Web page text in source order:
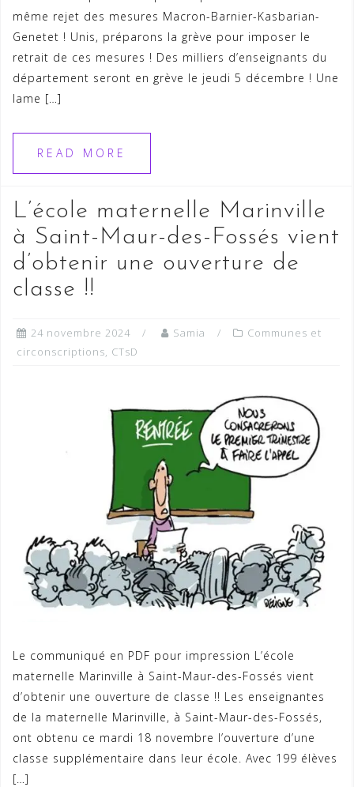
même rejet des mesures Macron-Barnier-Kasbarian-
Genetet ! Unis, préparons la grève pour imposer le
retrait de ces mesures ! Des milliers d’enseignants du
département seront en grève le jeudi 5 décembre ! Une
lame […]
READ MORE
L’école maternelle Marinville
à Saint-Maur-des-Fossés vient
d’obtenir une ouverture de
classe !!
24 novembre 2024 Samia
Communes et
circonscriptions, CTsD
Le communiqué en PDF pour impression L’école
maternelle Marinville à Saint-Maur-des-Fossés vient
d’obtenir une ouverture de classe !! Les enseignantes
de la maternelle Marinville, à Saint-Maur-des-Fossés,
ont obtenu ce mardi 18 novembre l’ouverture d’une
classe supplémentaire dans leur école. Avec 199 élèves
[…]